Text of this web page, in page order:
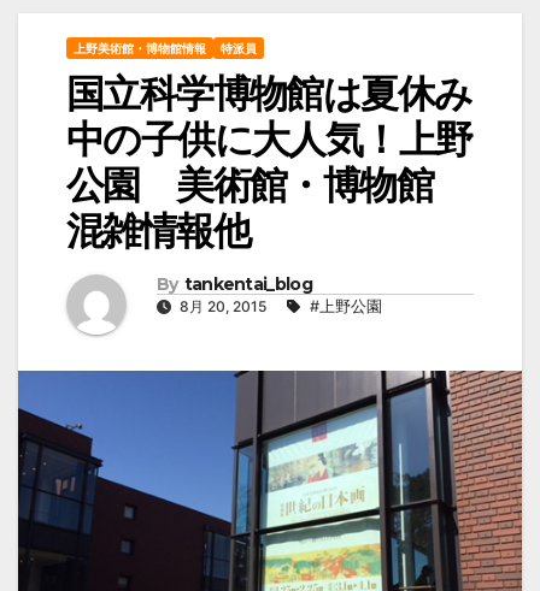
上野美術館・博物館情報 特派員
国立科学博物館は夏休み
中の子供に大人気！上野
公園 美術館・博物館
混雑情報他
By tankentai_blog
8月 20, 2015 #上野公園